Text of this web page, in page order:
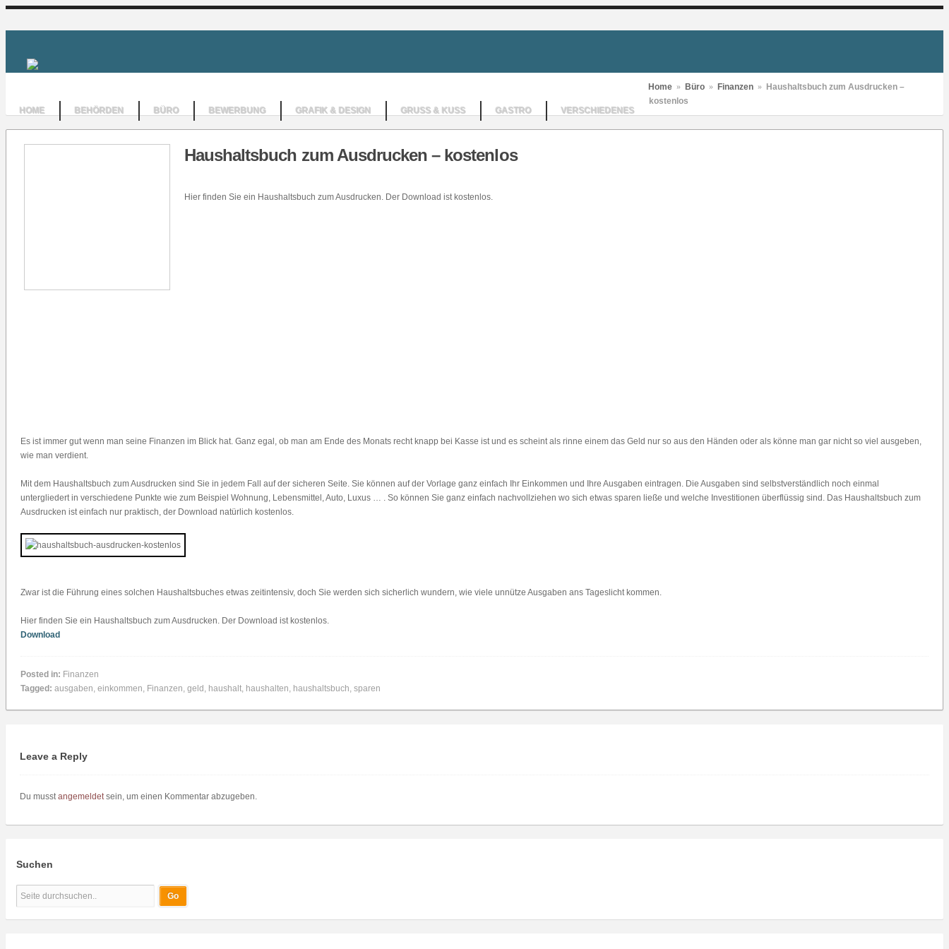
HOME BEHÖRDEN BÜRO BEWERBUNG GRAFIK & DESIGN GRUSS & KUSS GASTRO VERSCHIEDENES
Home » Büro » Finanzen » Haushaltsbuch zum Ausdrucken –
kostenlos
Haushaltsbuch zum Ausdrucken – kostenlos
Hier finden Sie ein Haushaltsbuch zum Ausdrucken. Der Download ist kostenlos.
Es ist immer gut wenn man seine Finanzen im Blick hat. Ganz egal, ob man am Ende des Monats recht knapp bei Kasse ist und es scheint als rinne einem das Geld nur so aus den Händen oder als könne man gar nicht so viel ausgeben,
wie man verdient.
Mit dem Haushaltsbuch zum Ausdrucken sind Sie in jedem Fall auf der sicheren Seite. Sie können auf der Vorlage ganz einfach Ihr Einkommen und Ihre Ausgaben eintragen. Die Ausgaben sind selbstverständlich noch einmal
untergliedert in verschiedene Punkte wie zum Beispiel Wohnung, Lebensmittel, Auto, Luxus … . So können Sie ganz einfach nachvollziehen wo sich etwas sparen ließe und welche Investitionen überflüssig sind. Das Haushaltsbuch zum
Ausdrucken ist einfach nur praktisch, der Download natürlich kostenlos.
Zwar ist die Führung eines solchen Haushaltsbuches etwas zeitintensiv, doch Sie werden sich sicherlich wundern, wie viele unnütze Ausgaben ans Tageslicht kommen.
Hier finden Sie ein Haushaltsbuch zum Ausdrucken. Der Download ist kostenlos.
Download
Posted in: Finanzen
Tagged: ausgaben, einkommen, Finanzen, geld , haushalt, haushalten, haushaltsbuch, sparen
Leave a Reply
Du musstangemeldetsein, um einen Kommentar abzugeben.
Suchen